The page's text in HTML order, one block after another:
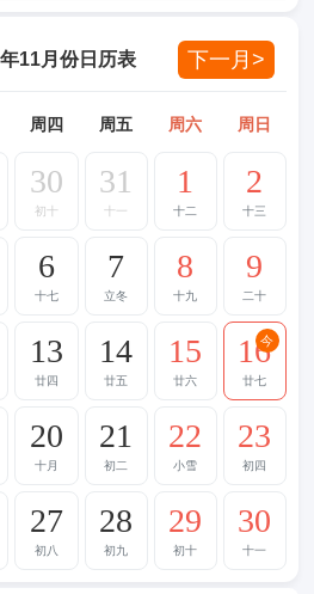
11月份日历表 下一月>
周四 周五 周六 周日
30
初十
31
十一
1
十二
2
十三
6
十七
7
立冬
8
十九
9
二十
13
廿四
14
廿五
15
廿六
16
廿七
今
20
十月
21
初二
22
小雪
23
初四
27
初八
28
初九
29
初十
30
十一